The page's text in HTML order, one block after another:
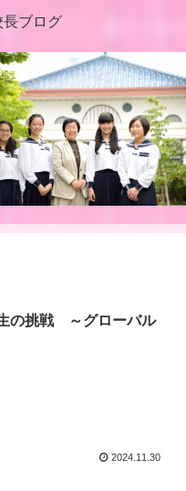
長ブログ
の挑戦 ～グローバル
2024.11.30